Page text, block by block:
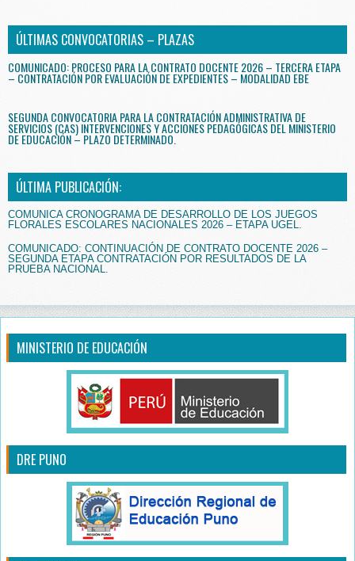
ÚLTIMAS CONVOCATORIAS – PLAZAS
COMUNICADO: PROCESO PARA LA CONTRATO DOCENTE 2026 – TERCERA ETAPA
– CONTRATACIÓN POR EVALUACIÓN DE EXPEDIENTES – MODALIDAD EBE
SEGUNDA CONVOCATORIA PARA LA CONTRATACIÓN ADMINISTRATIVA DE
SERVICIOS (CAS) INTERVENCIONES Y ACCIONES PEDAGÓGICAS DEL MINISTERIO
DE EDUCACIÓN – PLAZO DETERMINADO.
ÚLTIMA PUBLICACIÓN:
COMUNICA CRONOGRAMA DE DESARROLLO DE LOS JUEGOS
FLORALES ESCOLARES NACIONALES 2026 – ETAPA UGEL.
COMUNICADO: CONTINUACIÓN DE CONTRATO DOCENTE 2026 –
SEGUNDA ETAPA CONTRATACIÓN POR RESULTADOS DE LA
PRUEBA NACIONAL.
MINISTERIO DE EDUCACIÓN
DRE PUNO